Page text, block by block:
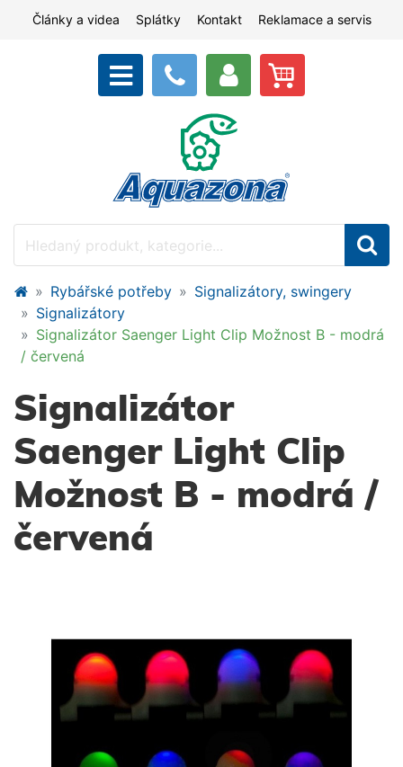
Články a videa Splátky Kontakt Reklamace a servis
Rybářské potřeby
Signalizátory, swingery
Signalizátory
Signalizátor Saenger Light Clip Možnost B - modrá
/ červená
Signalizátor
Saenger Light Clip
Možnost B - modrá /
červená